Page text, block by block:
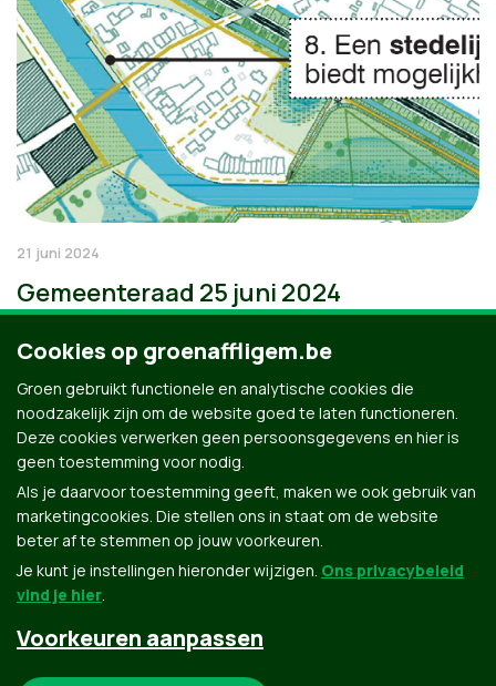
21 juni 2024
Gemeenteraad 25 juni 2024
Groen.be
Cookies op groenaffligem.be
Groen gebruikt functionele en analytische cookies die
noodzakelijk zijn om de website goed te laten functioneren.
Deze cookies verwerken geen persoonsgegevens en hier is
geen toestemming voor nodig.
Als je daarvoor toestemming geeft, maken we ook gebruik van
marketingcookies. Die stellen ons in staat om de website
beter af te stemmen op jouw voorkeuren.
Je kunt je instellingen hieronder wijzigen. Ons privacybeleid
vind je hier.
Voorkeuren aanpassen